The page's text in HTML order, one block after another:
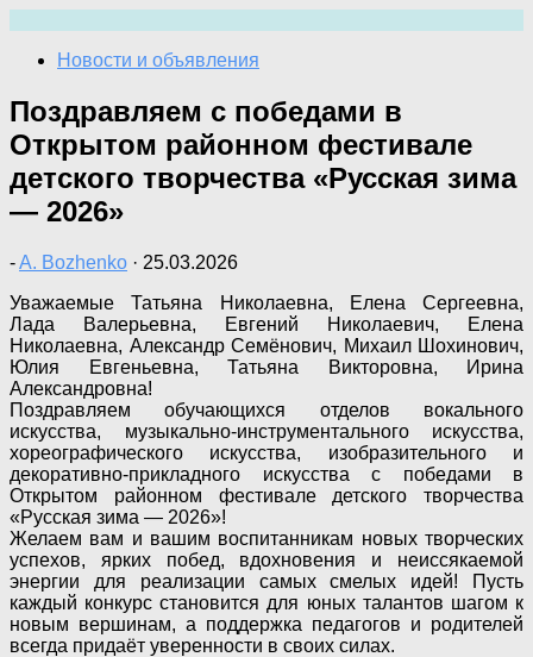
содержимому
Новости и объявления
Поздравляем с победами в
Открытом районном фестивале
детского творчества «Русская зима
— 2026»
-A. Bozhenko · 25.03.2026
Уважаемые Татьяна Николаевна, Елена Сергеевна,
Лада Валерьевна, Евгений Николаевич, Елена
Николаевна, Александр Семёнович, Михаил Шохинович,
Юлия Евгеньевна, Татьяна Викторовна, Ирина
Александровна!
Поздравляем обучающихся отделов вокального
искусства, музыкально-инструментального искусства,
хореографического искусства, изобразительного и
декоративно-прикладного искусства с победами в
Открытом районном фестивале детского творчества
«Русская зима — 2026»!
Желаем вам и вашим воспитанникам новых творческих
успехов, ярких побед, вдохновения и неиссякаемой
энергии для реализации самых смелых идей! Пусть
каждый конкурс становится для юных талантов шагом к
новым вершинам, а поддержка педагогов и родителей
всегда придаёт уверенности в своих силах.